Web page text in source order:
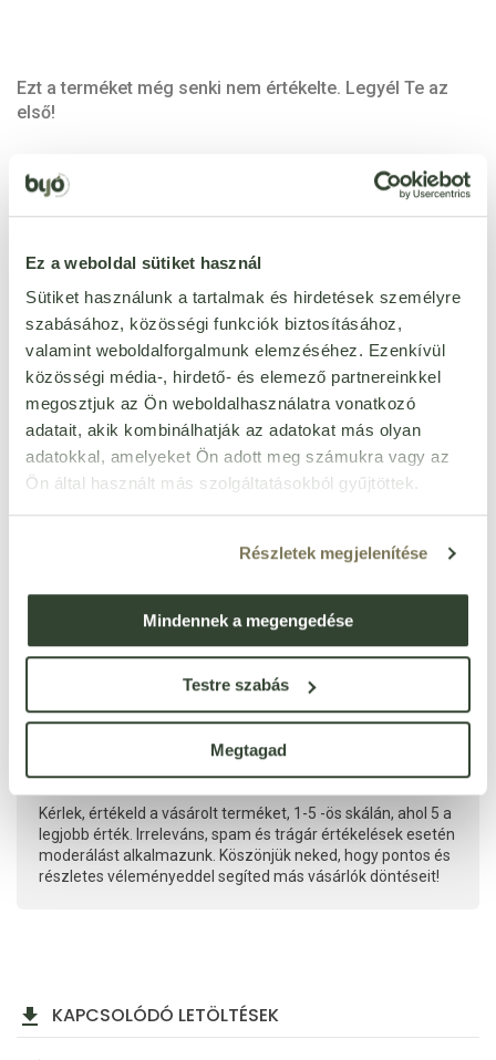
Ez a weboldal sütiket használ
Sütiket használunk a tartalmak és hirdetések személyre
szabásához, közösségi funkciók biztosításához,
valamint weboldalforgalmunk elemzéséhez. Ezenkívül
közösségi média-, hirdető- és elemező partnereinkkel
megosztjuk az Ön weboldalhasználatra vonatkozó
adatait, akik kombinálhatják az adatokat más olyan
adatokkal, amelyeket Ön adott meg számukra vagy az
Ön által használt más szolgáltatásokból gyűjtöttek.
Részletek megjelenítése
Mindennek a megengedése
Testre szabás
Megtagad
Ezt a terméket még senki nem értékelte. Legyél Te az
első!
ÉRTÉKELÉST ÍROK
Kérlek, értékeld a vásárolt terméket, 1-5 -ös skálán, ahol 5 a
legjobb érték. Irreleváns, spam és trágár értékelések esetén
moderálást alkalmazunk. Köszönjük neked, hogy pontos és
részletes véleményeddel segíted más vásárlók döntéseit!
KAPCSOLÓDÓ LETÖLTÉSEK